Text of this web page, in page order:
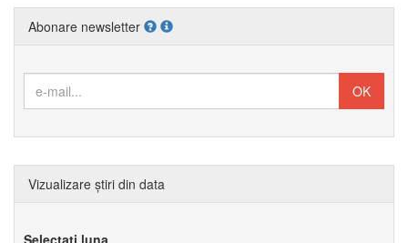
Abonare newsletter
Vizualizare știri din data